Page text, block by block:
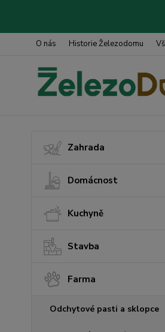
O nás Historie Železodomu
Zahrada
Domácnost
Kuchyně
Stavba
Farma
Odchytové pasti a sklopce